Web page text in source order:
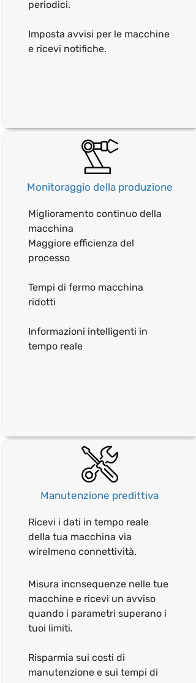
periodici.
Imposta avvisi per le macchine
e ricevi notifiche.
Monitoraggio della produzione
Miglioramento continuo della
macchina
Maggiore efficienza del
processo
Tempi di fermo macchina
ridotti
Informazioni intelligenti in
tempo reale
Manutenzione predittiva
Ricevi i dati in tempo reale
della tua macchina via
wirelmeno connettività.
Misura incnsequenze nelle tue
macchine e ricevi un avviso
quando i parametri superano i
tuoi limiti.
Risparmia sui costi di
manutenzione e sui tempi di